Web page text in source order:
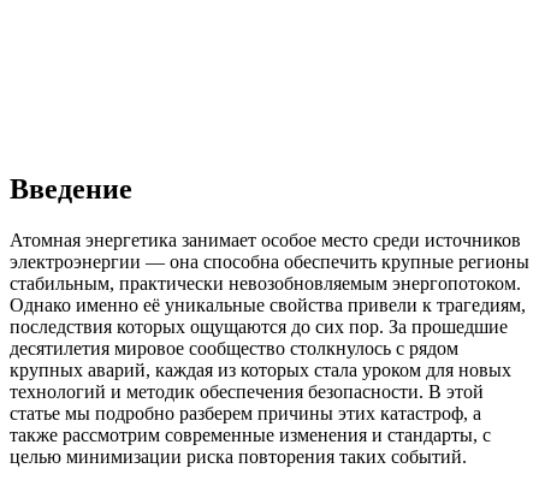
Введение
Атомная энергетика занимает особое место среди источников
электроэнергии — она способна обеспечить крупные регионы
стабильным, практически невозобновляемым энергопотоком.
Однако именно её уникальные свойства привели к трагедиям,
последствия которых ощущаются до сих пор. За прошедшие
десятилетия мировое сообщество столкнулось с рядом
крупных аварий, каждая из которых стала уроком для новых
технологий и методик обеспечения безопасности. В этой
статье мы подробно разберем причины этих катастроф, а
также рассмотрим современные изменения и стандарты, с
целью минимизации риска повторения таких событий.